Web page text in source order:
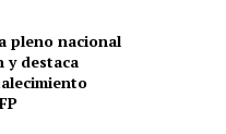
pleno nacional
y destaca